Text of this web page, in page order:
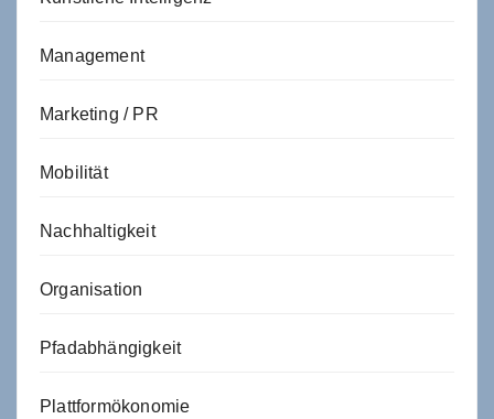
Management
Marketing / PR
Mobilität
Nachhaltigkeit
Organisation
Pfadabhängigkeit
Plattformökonomie